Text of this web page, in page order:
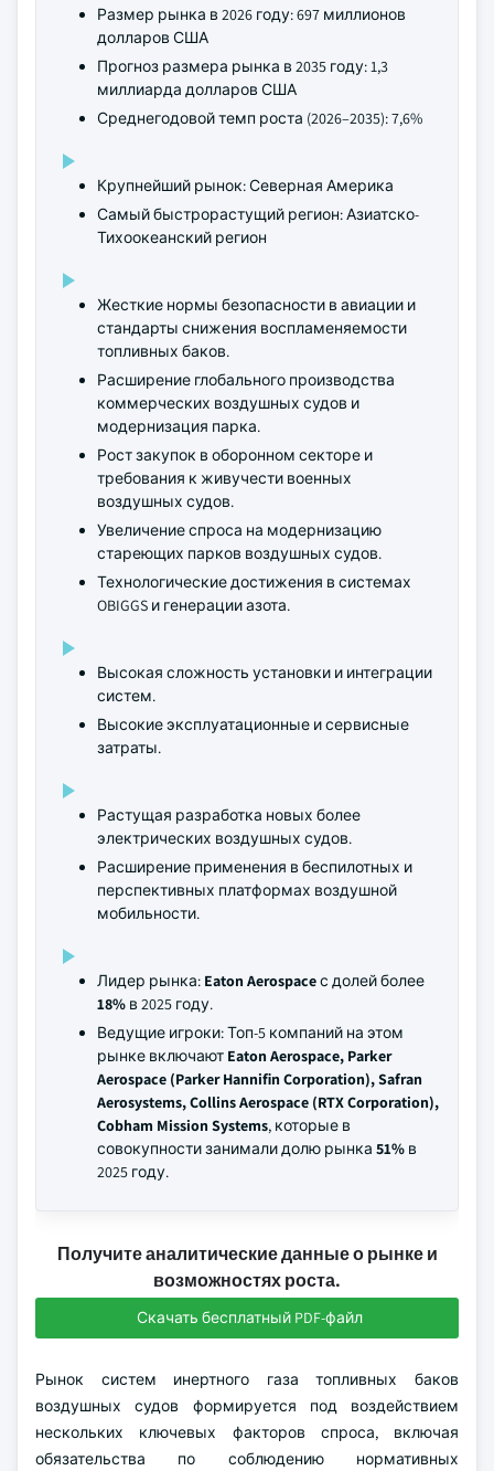
Размер рынка в 2026 году: 697 миллионов
долларов США
Прогноз размера рынка в 2035 году: 1,3
миллиарда долларов США
Среднегодовой темп роста (2026–2035): 7,6%
Крупнейший рынок: Северная Америка
Самый быстрорастущий регион: Азиатско-
Тихоокеанский регион
Жесткие нормы безопасности в авиации и
стандарты снижения воспламеняемости
топливных баков.
Расширение глобального производства
коммерческих воздушных судов и
модернизация парка.
Рост закупок в оборонном секторе и
требования к живучести военных
воздушных судов.
Увеличение спроса на модернизацию
стареющих парков воздушных судов.
Технологические достижения в системах
OBIGGS и генерации азота.
Высокая сложность установки и интеграции
систем.
Высокие эксплуатационные и сервисные
затраты.
Растущая разработка новых более
электрических воздушных судов.
Расширение применения в беспилотных и
перспективных платформах воздушной
мобильности.
Лидер рынка: Eaton Aerospaceс долей более
18% в 2025 году.
Ведущие игроки: Топ-5 компаний на этом
рынке включают Eaton Aerospace, Parker
Aerospace (Parker Hannifin Corporation), Safran
Aerosystems, Collins Aerospace (RTX Corporation),
Cobham Mission Systems, которые в
совокупности занимали долю рынка 51% в
2025 году.
Получите аналитические данные о рынке и
возможностях роста.
Скачать бесплатный PDF-файл
Рынок систем инертного газа топливных баков
воздушных судов формируется под воздействием
нескольких ключевых факторов спроса, включая
обязательства по соблюдению нормативных